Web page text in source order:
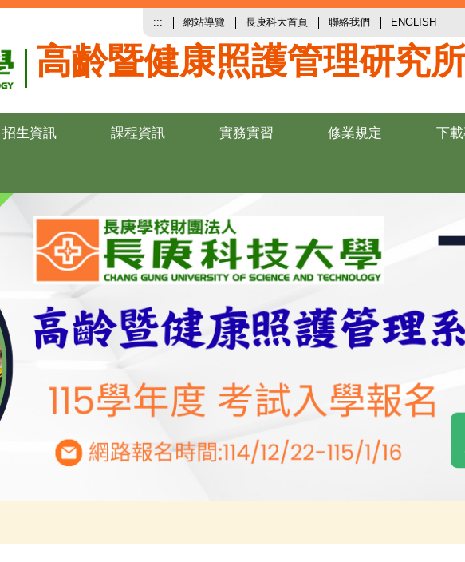
高齡暨健康照護管理研究
::: 網站導覽 長庚科大首頁 聯絡我們 ENGLISH
招生資訊 課程資訊 實務實習 修業規定 下